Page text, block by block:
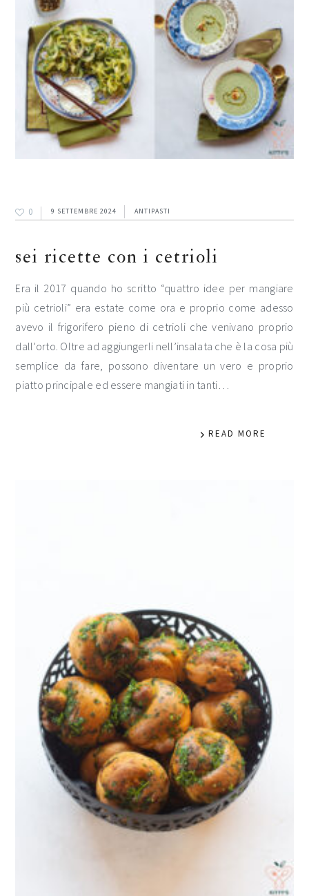
0 9 SETTEMBRE 2024 ANTIPASTI
sei ricette con i cetrioli
Era il 2017 quando ho scritto “quattro idee per mangiare
più cetrioli” era estate come ora e proprio come adesso
avevo il frigorifero pieno di cetrioli che venivano proprio
dall’orto. Oltre ad aggiungerli nell’insalata che è la cosa più
semplice da fare, possono diventare un vero e proprio
piatto principale ed essere mangiati in tanti…
READ MORE